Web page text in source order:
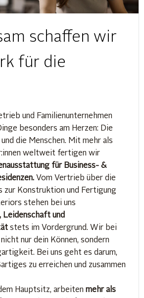
schaffen wir
für die
und Familienunternehmen
besonders am Herzen: Die
die Menschen. Mit mehr als
weltweit fertigen wir
für Business- &
Vom Vertrieb über die
zur Konstruktion und Fertigung
stehen bei uns
Leidenschaft und
stets im Vordergrund. Wir bei
nur dein Können, sondern
Bei uns geht es darum,
zu erreichen und zusammen
Hauptsitz, arbeiten mehr als